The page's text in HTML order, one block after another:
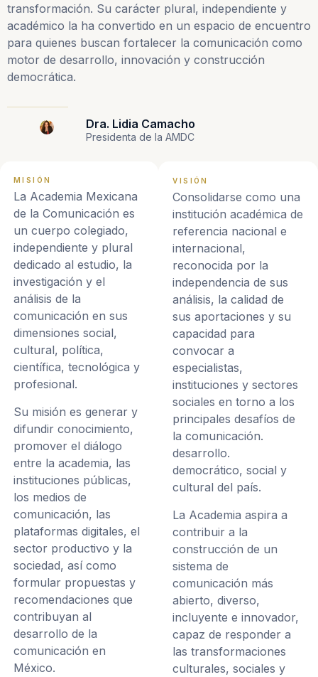
transformación. Su carácter plural, independiente y
académico la ha convertido en un espacio de encuentro
para quienes buscan fortalecer la comunicación como
motor de desarrollo, innovación y construcción
democrática.
Dra. Lidia Camacho
Presidenta de la AMDC
MISIÓN
La Academia Mexicana
de la Comunicación es
un cuerpo colegiado,
independiente y plural
dedicado al estudio, la
investigación y el
análisis de la
comunicación en sus
dimensiones social,
cultural, política,
científica, tecnológica y
profesional.
Su misión es generar y
difundir conocimiento,
promover el diálogo
entre la academia, las
instituciones públicas,
los medios de
comunicación, las
plataformas digitales, el
sector productivo y la
sociedad, así como
formular propuestas y
recomendaciones que
contribuyan al
desarrollo de la
comunicación en
México.
VISIÓN
Consolidarse como una
institución académica de
referencia nacional e
internacional,
reconocida por la
independencia de sus
análisis, la calidad de
sus aportaciones y su
capacidad para
convocar a
especialistas,
instituciones y sectores
sociales en torno a los
principales desafíos de
la comunicación.
desarrollo.
democrático, social y
cultural del país.
La Academia aspira a
contribuir a la
construcción de un
sistema de
comunicación más
abierto, diverso,
incluyente e innovador,
capaz de responder a
las transformaciones
culturales, sociales y